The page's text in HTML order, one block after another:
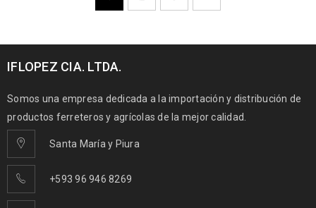
IFLOPEZ CIA. LTDA.
Somos una empresa dedicada a la importación y distribución de
productos ferreteros y agrícolas de la mejor calidad.
Santa María y Piura
+593 96 946 8269